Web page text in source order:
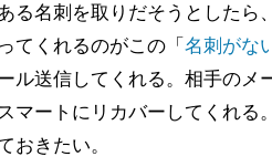
る名刺を取りだそうとした
てくれるのがこの「 名刺がな
ル送信してくれる。相手のメ
マートにリカバーしてくれる
おきたい。